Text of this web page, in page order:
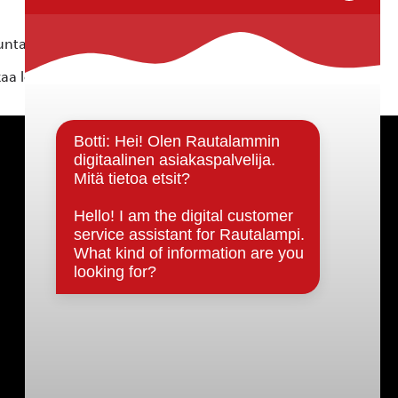
ei vastaa tietojen oikeellisuudesta.
löytyvällä
Päätöksenteko ja lähidemokratia
Päätökset, esityslistat & pöytäkirjat
Hallinto
Kunnanhallitus
Kunnanvaltuusto